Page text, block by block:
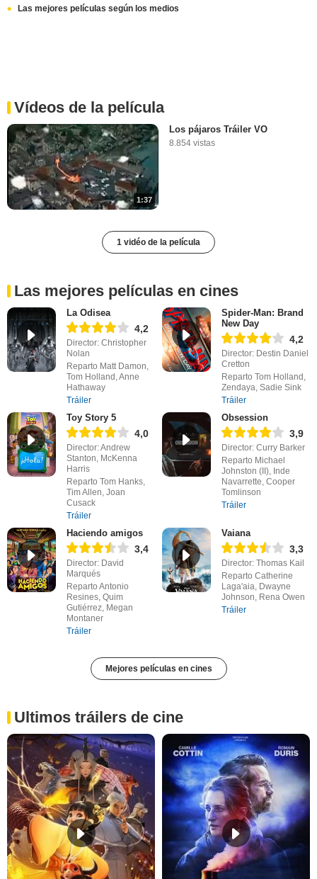
Las mejores películas según los medios
Vídeos de la película
1:37
Los pájaros Tráiler VO
8.854 vistas
1 vidéo de la película
Las mejores películas en cines
La Odisea
4,2
Director: Christopher
Nolan
Reparto Matt Damon,
Tom Holland, Anne
Hathaway
Tráiler
Spider-Man: Brand
New Day
4,2
Director: Destin Daniel
Cretton
Reparto Tom Holland,
Zendaya, Sadie Sink
Tráiler
Toy Story 5
4,0
Director: Andrew
Stanton, McKenna
Harris
Reparto Tom Hanks,
Tim Allen, Joan
Cusack
Tráiler
Obsession
3,9
Director: Curry Barker
Reparto Michael
Johnston (II), Inde
Navarrette, Cooper
Tomlinson
Tráiler
Haciendo amigos
3,4
Director: David
Marqués
Reparto Antonio
Resines, Quim
Gutiérrez, Megan
Montaner
Tráiler
Vaiana
3,3
Director: Thomas Kail
Reparto Catherine
Laga'aia, Dwayne
Johnson, Rena Owen
Tráiler
Mejores películas en cines
Ultimos tráilers de cine